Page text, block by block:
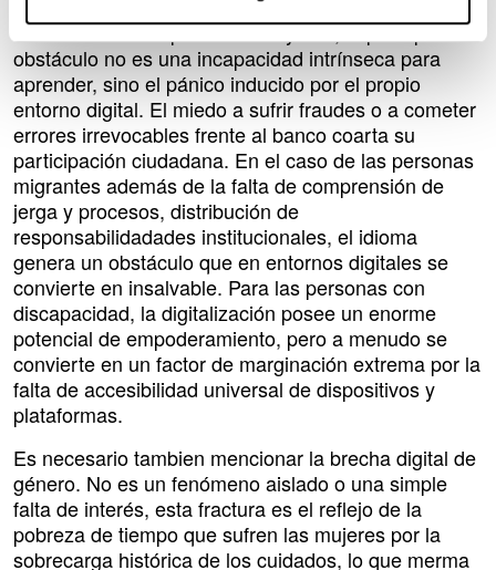
En el caso de las personas mayores, el principal
obstáculo no es una incapacidad intrínseca para
aprender, sino el pánico inducido por el propio
entorno digital. El miedo a sufrir fraudes o a cometer
errores irrevocables frente al banco coarta su
participación ciudadana. En el caso de las personas
migrantes además de la falta de comprensión de
jerga y procesos, distribución de
responsabilidadades institucionales, el idioma
genera un obstáculo que en entornos digitales se
convierte en insalvable. Para las personas con
discapacidad, la digitalización posee un enorme
potencial de empoderamiento, pero a menudo se
convierte en un factor de marginación extrema por la
falta de accesibilidad universal de dispositivos y
plataformas.
Es necesario tambien mencionar la brecha digital de
género. No es un fenómeno aislado o una simple
falta de interés, esta fractura es el reflejo de la
pobreza de tiempo que sufren las mujeres por la
sobrecarga histórica de los cuidados, lo que merma